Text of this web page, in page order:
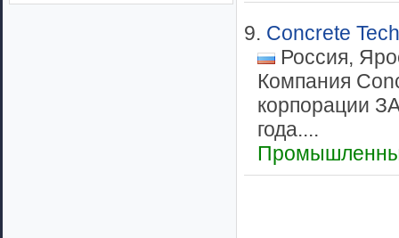
9. Concrete
Россия,
Компания
корпорации
года....